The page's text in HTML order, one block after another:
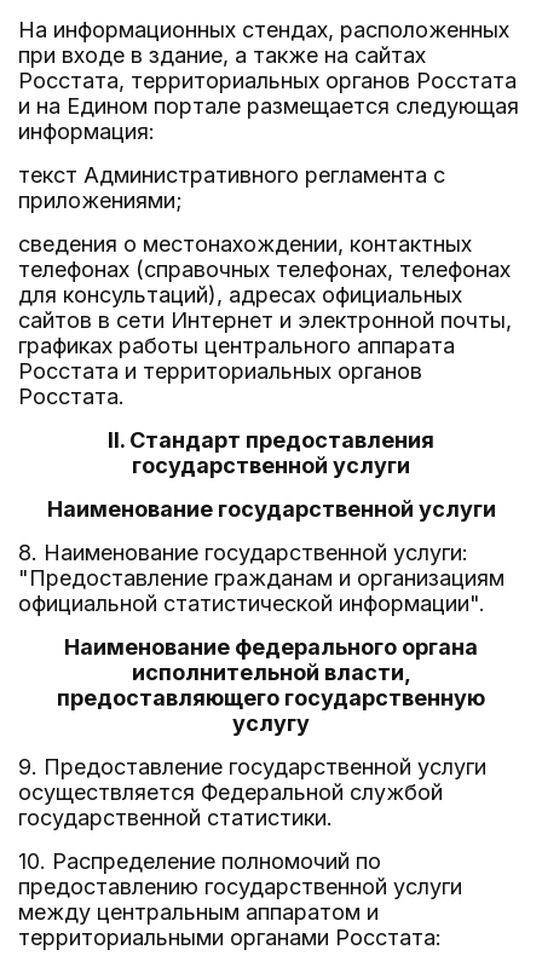
На информационных стендах, расположенных
при входе в здание, а также на сайтах
Росстата, территориальных органов Росстата
и на Едином портале размещается следующая
информация:
текст Административного регламента с
приложениями;
сведения о местонахождении, контактных
телефонах (справочных телефонах, телефонах
для консультаций), адресах официальных
сайтов в сети Интернет и электронной почты,
графиках работы центрального аппарата
Росстата и территориальных органов
Росстата.
II. Стандарт предоставления
государственной услуги
Наименование государственной услуги
8. Наименование государственной услуги:
"Предоставление гражданам и организациям
официальной статистической информации".
Наименование федерального органа
исполнительной власти,
предоставляющего государственную
услугу
9. Предоставление государственной услуги
осуществляется Федеральной службой
государственной статистики.
10. Распределение полномочий по
предоставлению государственной услуги
между центральным аппаратом и
территориальными органами Росстата: